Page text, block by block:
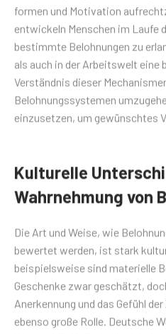
formen und Motivation
entwickeln Menschen im Laufe
bestimmte Belohnungen zu
als auch in der Arbeitswelt eine
Verständnis dieser
Belohnungssystemen
einzusetzen, um gewünschtes
Kulturelle
Wahrnehmung von
Die Art und Weise, wie
bewertet werden, ist stark
beispielsweise sind materielle
Geschenke zwar geschätzt,
Anerkennung und das Gefühl
ebenso große Rolle. Deutsche